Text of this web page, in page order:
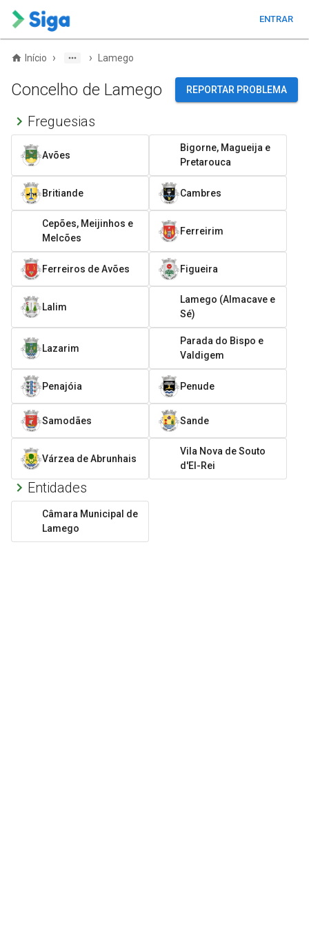
ENTRAR
Início › › Lamego
Concelho de Lamego REPORTAR PROBLEMA
Freguesias
Avões
Bigorne, Magueija e
Pretarouca
Britiande Cambres
Cepões, Meijinhos e
Melcões
Ferreirim
Ferreiros de Avões Figueira
Lalim
Lamego (Almacave e
Sé)
Lazarim
Parada do Bispo e
Valdigem
Penajóia Penude
Samodães Sande
Várzea de Abrunhais
Vila Nova de Souto
d'El-Rei
Entidades
Câmara Municipal de
Lamego